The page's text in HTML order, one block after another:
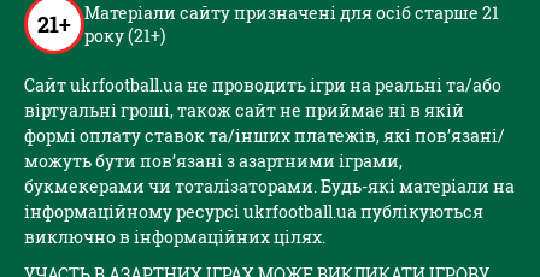
21+ Матеріали сайту призначені для осіб старше 21
року (21+)
Сайт ukrfootball.ua не проводить ігри на реальні та/або
віртуальні гроші, також сайт не приймає ні в якій
формі оплату ставок та/інших платежів, які пов’язані/
можуть бути пов’язані з азартними іграми,
букмекерами чи тоталізаторами. Будь-які матеріали на
інформаційному ресурсі ukrfootball.ua публікуються
виключно в інформаційних цілях.